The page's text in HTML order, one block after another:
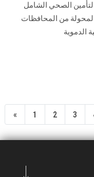
الصحي الشامل
المحولة من المحافظات
الدموية
« 1 2 3